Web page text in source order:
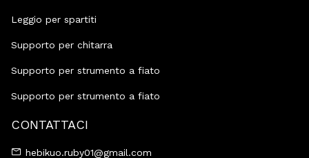
Leggio per spartiti
Supporto per chitarra
Supporto per strumento a fiato
Supporto per strumento a fiato
CONTATTACI
hebikuo.ruby01@gmail.com